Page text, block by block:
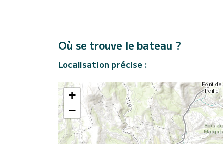
Où se trouve le bateau ?
Localisation précise :
+
−